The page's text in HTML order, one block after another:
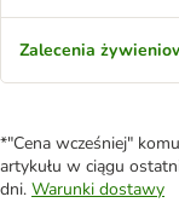
Zalecenia
*"Cena wcześniej"
artykułu w ciągu
dni. Warunki dostawy